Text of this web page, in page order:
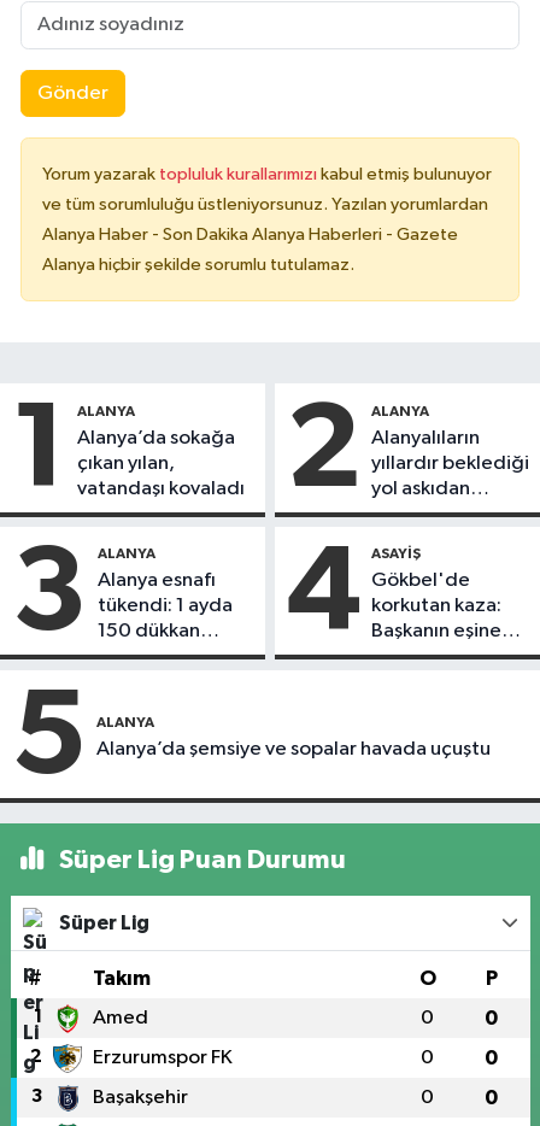
Gönder
Yorum yazarak topluluk kurallarımızı kabul etmiş bulunuyor
ve tüm sorumluluğu üstleniyorsunuz. Yazılan yorumlardan
Alanya Haber - Son Dakika Alanya Haberleri - Gazete
Alanya hiçbir şekilde sorumlu tutulamaz.
1 ALANYA
Alanya’da sokağa
çıkan yılan,
vatandaşı kovaladı
2 ALANYA
Alanyalıların
yıllardır beklediği
yol askıdan
döndü
3 ALANYA
Alanya esnafı
tükendi: 1 ayda
150 dükkan
kapandı
4 ASAYIŞ
Gökbel'de
korkutan kaza:
Başkanın eşine
motosiklet çarptı
5 ALANYA
Alanya’da şemsiye ve sopalar havada uçuştu
Süper Lig Puan Durumu
Süper Lig
# Takım O P
1 Amed 0 0
2 Erzurumspor FK 0 0
3 Başakşehir 0 0